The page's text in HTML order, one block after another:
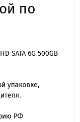
по
SATA 6G 500GB
упаковке,
РФ